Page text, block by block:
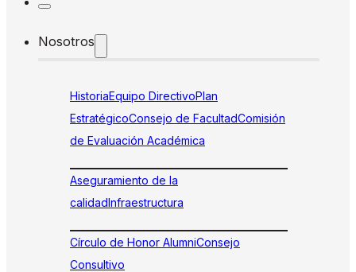
Nosotros
HistoriaEquipo DirectivoPlan
EstratégicoConsejo de FacultadComisión
de Evaluación Académica
Aseguramiento de la
calidadInfraestructura
Círculo de Honor AlumniConsejo
Consultivo